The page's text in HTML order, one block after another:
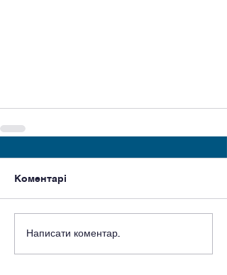
Коментарі
Написати коментар...